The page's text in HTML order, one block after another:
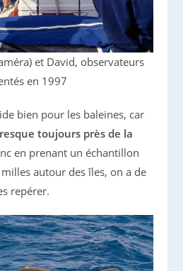
et David, observateurs
en 1997
bien pour les baleines, car
toujours près de la
en prenant un échantillon
autour des îles, on a de
repérer.